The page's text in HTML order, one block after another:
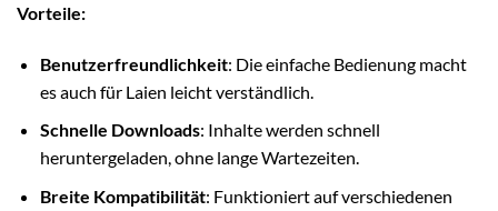
Vorteile:
Benutzerfreundlichkeit: Die einfache Bedienung macht
es auch für Laien leicht verständlich.
Schnelle Downloads: Inhalte werden schnell
heruntergeladen, ohne lange Wartezeiten.
Breite Kompatibilität: Funktioniert auf verschiedenen